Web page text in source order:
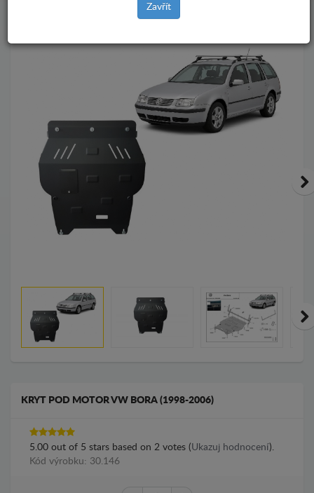
Zpět na produkty
KRYT POD MOTOR VW BORA (1998-2006)
5.00 out of 5 stars based on 2 votes (Ukazuj hodnocení).
Kód výrobku: 30.146
Zavřít